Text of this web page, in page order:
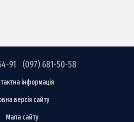
91 (097) 681-50-58
інформація
версія сайту
Мапа сайту